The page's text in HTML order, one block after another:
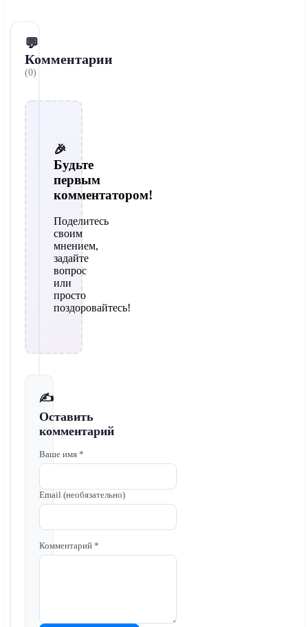
💬
Комментарии
(0)
🎉
Будьте
первым
комментатором!
Поделитесь
своим
мнением,
задайте
вопрос
или
просто
поздоровайтесь!
✍️
Оставить
комментарий
Ваше имя *
Email (необязательно)
Комментарий *